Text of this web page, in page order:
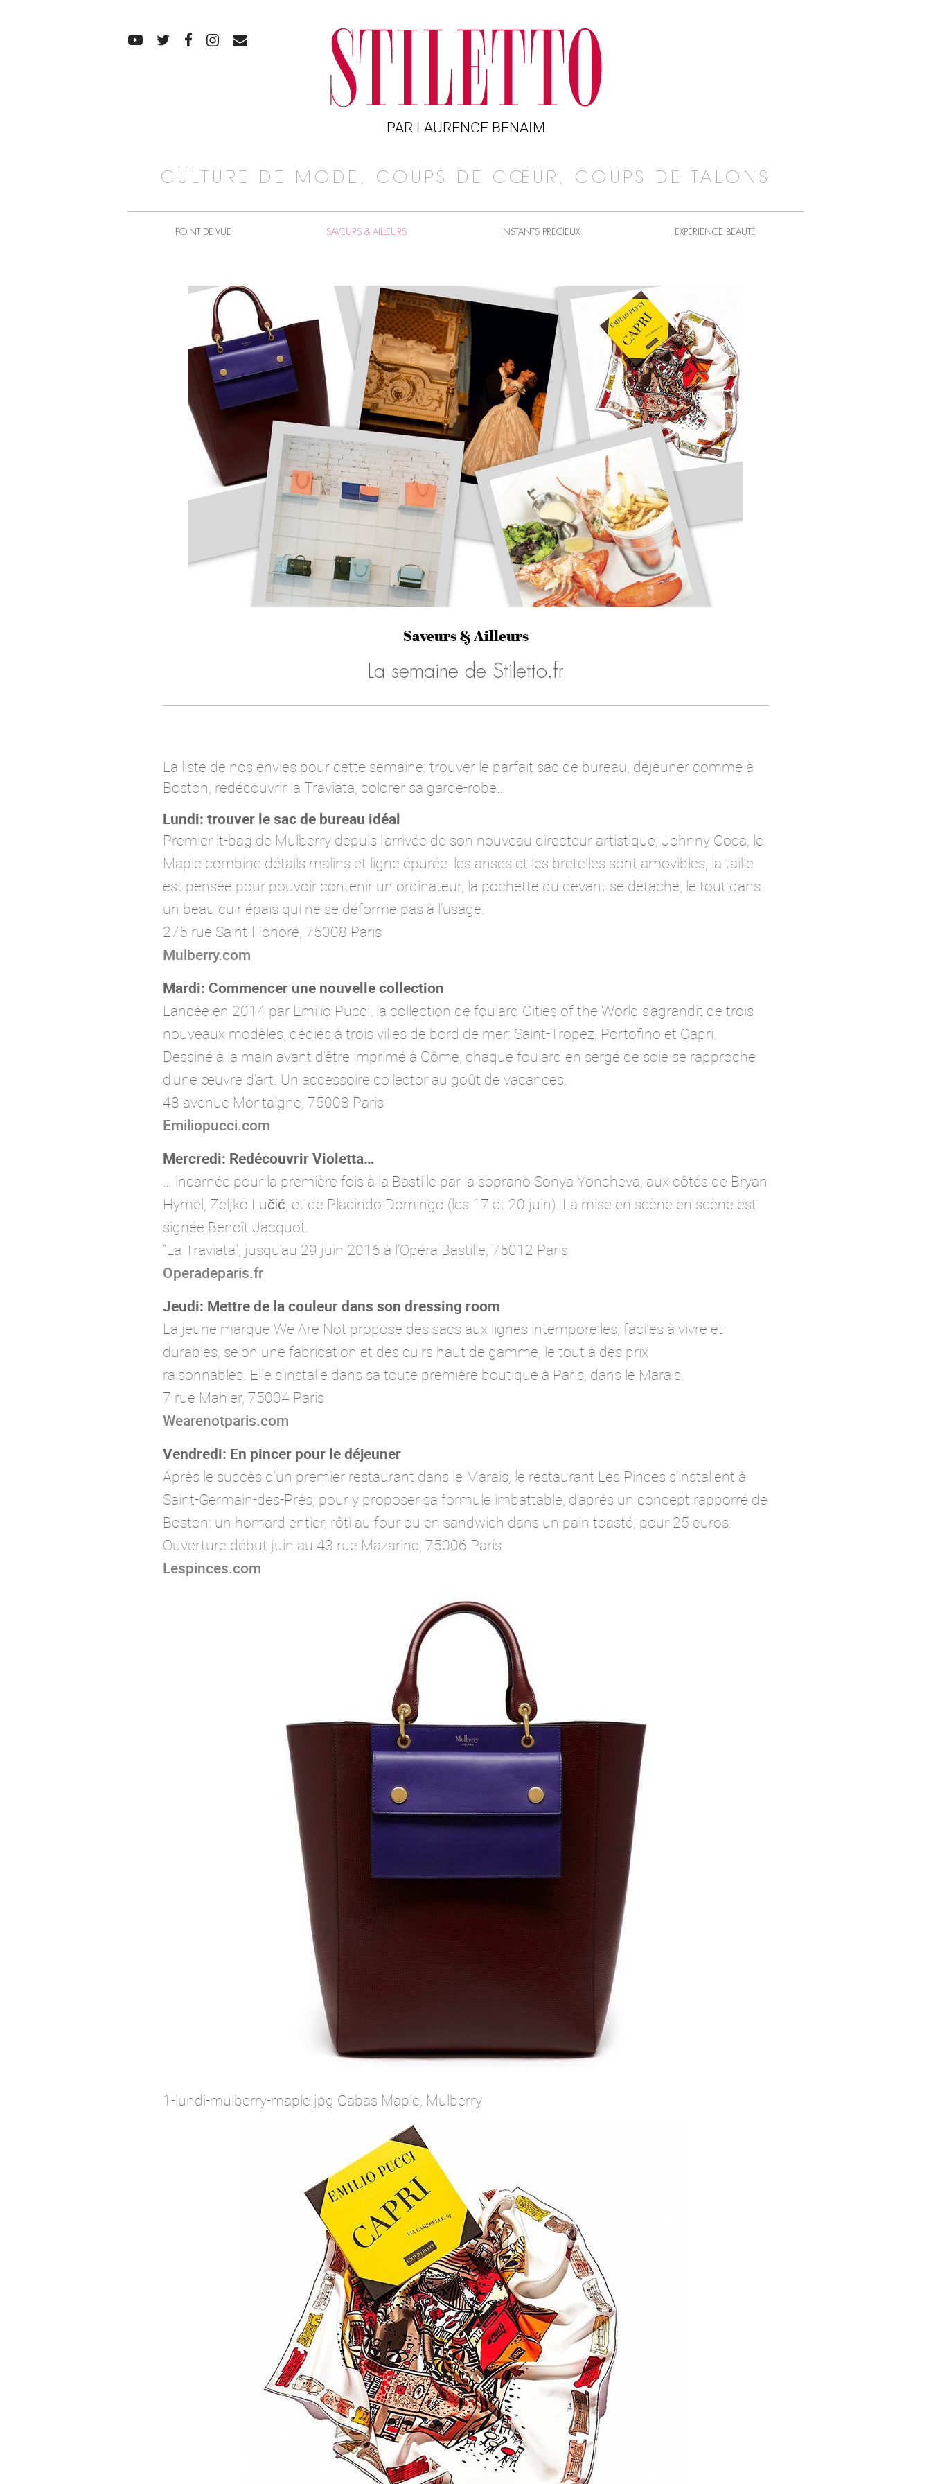
PAR LAURENCE BENAIM
CULTURE DE MODE, COUPS DE CŒUR, COUPS DE TALONS
POINT DE VUE SAVEURS & AILLEURS INSTANTS PRÉCIEUX EXPÉRIENCE BEAUTÉ
Saveurs & Ailleurs
La semaine de Stiletto.fr
La liste de nos envies pour cette semaine: trouver le parfait sac de bureau, déjeuner comme à
Boston, redécouvrir la Traviata, colorer sa garde-robe…
Lundi: trouver le sac de bureau idéal
Premier it-bag de Mulberry depuis l’arrivée de son nouveau directeur artistique, Johnny Coca, le
Maple combine détails malins et ligne épurée: les anses et les bretelles sont amovibles, la taille
est pensée pour pouvoir contenir un ordinateur, la pochette du devant se détache, le tout dans
un beau cuir épais qui ne se déforme pas à l’usage.
275 rue Saint-Honoré, 75008 Paris
Mulberry.com
Mardi: Commencer une nouvelle collection
Lancée en 2014 par Emilio Pucci, la collection de foulard Cities of the World s’agrandit de trois
nouveaux modèles, dédiés à trois villes de bord de mer: Saint-Tropez, Portofino et Capri.
Dessiné à la main avant d’être imprimé à Côme, chaque foulard en sergé de soie se rapproche
d’une œuvre d’art. Un accessoire collector au goût de vacances.
48 avenue Montaigne, 75008 Paris
Emiliopucci.com
Mercredi: Redécouvrir Violetta…
… incarnée pour la première fois à la Bastille par la soprano Sonya Yoncheva, aux côtés de Bryan
Hymel, Zeljko Lučić, et de Placindo Domingo (les 17 et 20 juin). La mise en scène en scène est
signée Benoît Jacquot.
“La Traviata”, jusqu’au 29 juin 2016 à l’Opéra Bastille, 75012 Paris
Operadeparis.fr
Jeudi: Mettre de la couleur dans son dressing room
La jeune marque We Are Not propose des sacs aux lignes intemporelles, faciles à vivre et
durables, selon une fabrication et des cuirs haut de gamme, le tout à des prix
raisonnables. Elle s’installe dans sa toute première boutique à Paris, dans le Marais.
7 rue Mahler, 75004 Paris
Wearenotparis.com
Vendredi: En pincer pour le déjeuner
Après le succès d’un premier restaurant dans le Marais, le restaurant Les Pinces s’installent à
Saint-Germain-des-Prés, pour y proposer sa formule imbattable, d'aprés un concept rapporré de
Boston: un homard entier, rôti au four ou en sandwich dans un pain toasté, pour 25 euros.
Ouverture début juin au 43 rue Mazarine, 75006 Paris
Lespinces.com
1-lundi-mulberry-maple.jpg Cabas Maple, Mulberry